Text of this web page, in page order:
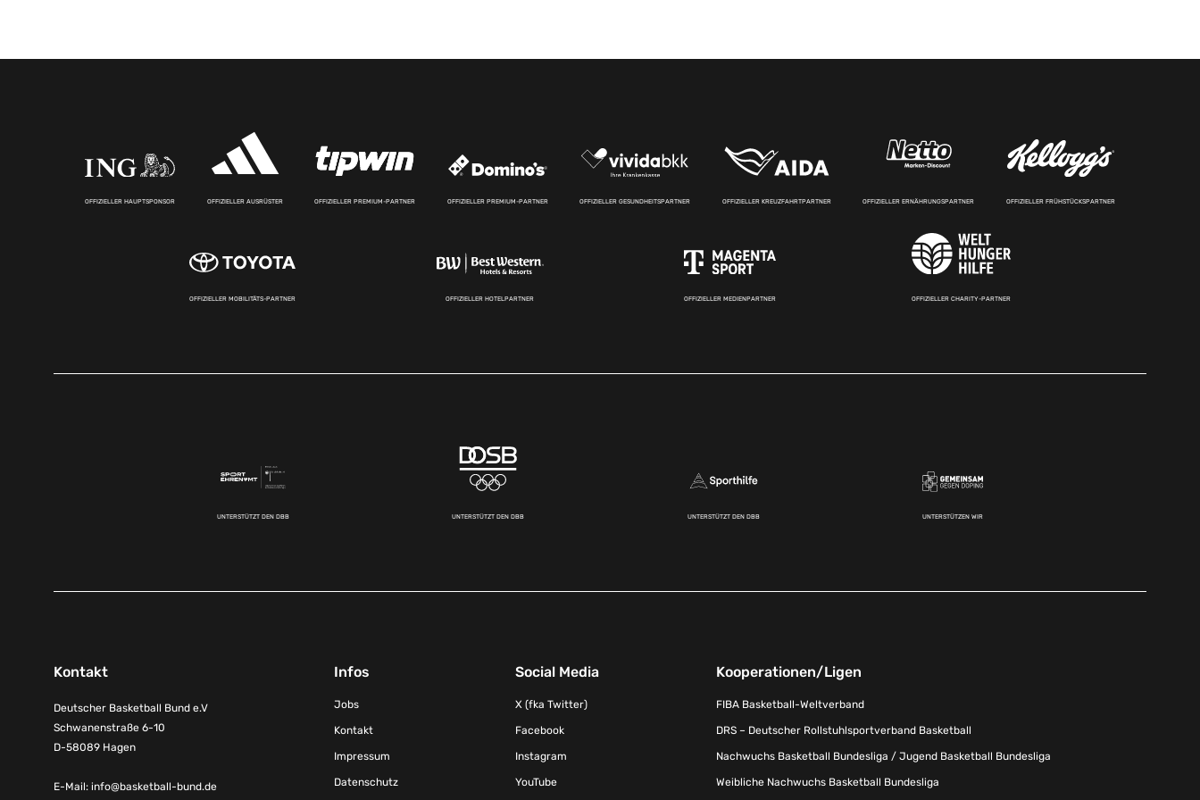
OFFIZIELLER HAUPTSPONSOR OFFIZIELLER AUSRÜSTER OFFIZIELLER PREMIUM-PARTNER OFFIZIELLER PREMIUM-PARTNER OFFIZIELLER GESUNDHEITSPARTNER OFFIZIELLER KREUZFAHRTPARTNER OFFIZIELLER ERNÄHRUNGSPARTNER OFFIZIELLER FRÜHSTÜCKSPARTNER
OFFIZIELLER MOBILITÄTS-PARTNER OFFIZIELLER HOTELPARTNER OFFIZIELLER MEDIENPARTNER OFFIZIELLER CHARITY-PARTNER
UNTERSTÜTZT DEN DBB UNTERSTÜTZT DEN DBB UNTERSTÜTZT DEN DBB UNTERSTÜTZEN WIR
Kontakt
Deutscher Basketball Bund e.V
Schwanenstraße 6-10
D-58089 Hagen
E-Mail: info@basketball-bund.de
Infos
Jobs
Kontakt
Impressum
Datenschutz
Social Media
X (fka Twitter)
Facebook
Instagram
YouTube
Kooperationen/Ligen
FIBA Basketball-Weltverband
DRS – Deutscher Rollstuhlsportverband Basketball
Nachwuchs Basketball Bundesliga / Jugend Basketball Bundesliga
Weibliche Nachwuchs Basketball Bundesliga